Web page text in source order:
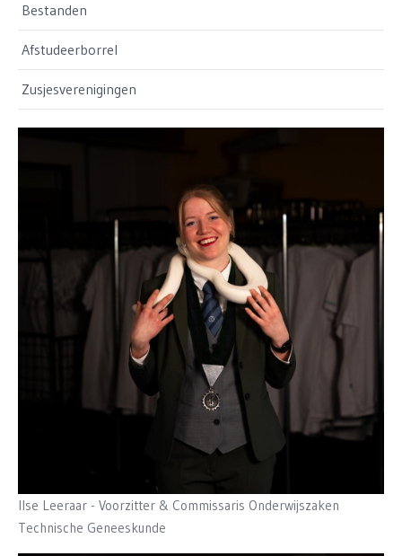
Bestanden
Afstudeerborrel
Zusjesverenigingen
Ilse Leeraar - Voorzitter & Commissaris Onderwijszaken
Technische Geneeskunde